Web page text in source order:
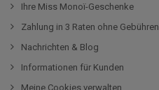
Ihre Miss Monoï-Geschenke
Zahlung in 3 Raten ohne Gebühren
Nachrichten & Blog
Informationen für Kunden
Meine Cookies verwalten